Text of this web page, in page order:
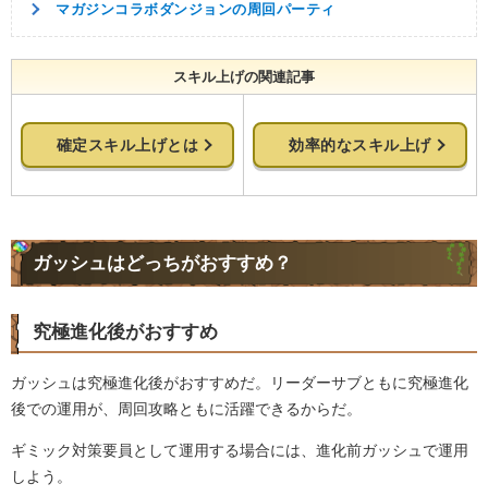
マガジンコラボダンジョンの周回パーティ
スキル上げの関連記事
確定スキル上げとは 効率的なスキル上げ
ガッシュはどっちがおすすめ？
究極進化後がおすすめ
ガッシュは究極進化後がおすすめだ。リーダーサブともに究極進化
後での運用が、周回攻略ともに活躍できるからだ。
ギミック対策要員として運用する場合には、進化前ガッシュで運用
しよう。